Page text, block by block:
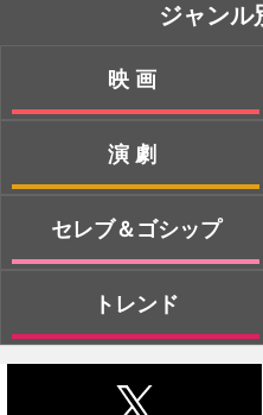
ジャンル
映画
演劇
セレブ＆ゴシップ
トレンド